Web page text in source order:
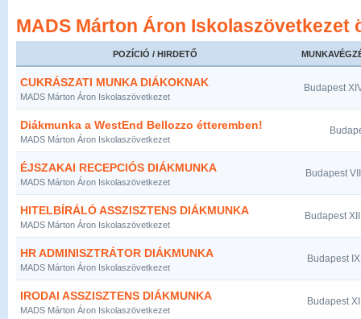
MADS Márton Áron Iskolaszövetkezet
POZÍCIÓ / HIRDETŐ
CUKRÁSZATI MUNKA DIÁKOKNAK
MADS Márton Áron Iskolaszövetkezet
Budapest
Diákmunka a WestEnd Bellozzo étteremben!
MADS Márton Áron Iskolaszövetkezet
ÉJSZAKAI RECEPCIÓS DIÁKMUNKA
MADS Márton Áron Iskolaszövetkezet
Budapest
HITELBÍRÁLÓ ASSZISZTENS DIÁKMUNKA
MADS Márton Áron Iskolaszövetkezet
Budapest
HR ADMINISZTRÁTOR DIÁKMUNKA
MADS Márton Áron Iskolaszövetkezet
Budapest
IRODAI ASSZISZTENS DIÁKMUNKA
MADS Márton Áron Iskolaszövetkezet
Budapest